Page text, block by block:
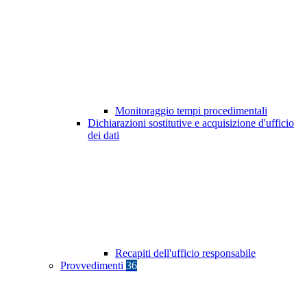
Monitoraggio tempi procedimentali
Dichiarazioni sostitutive e acquisizione d'ufficio
dei dati
Recapiti dell'ufficio responsabile
Provvedimenti 36